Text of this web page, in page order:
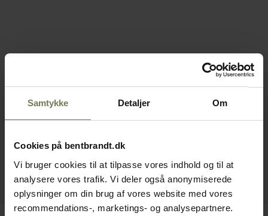
Samtykke Detaljer Om
Cookies på bentbrandt.dk
Vi bruger cookies til at tilpasse vores indhold og til at
analysere vores trafik. Vi deler også anonymiserede
oplysninger om din brug af vores website med vores
recommendations-, marketings- og analysepartnere.